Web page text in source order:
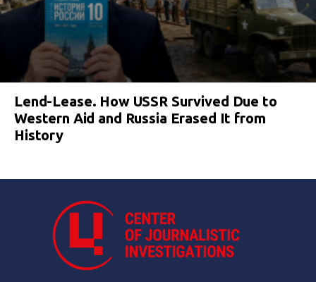
Lend-Lease. How USSR Survived Due to
Western Aid and Russia Erased It from
History